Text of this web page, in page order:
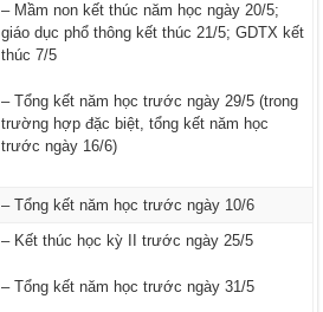
– Mầm non kết thúc năm học ngày 20/5;
giáo dục phổ thông kết thúc 21/5; GDTX kết
thúc 7/5
– Tổng kết năm học trước ngày 29/5 (trong
trường hợp đặc biệt, tổng kết năm học
trước ngày 16/6)
– Tổng kết năm học trước ngày 10/6
– Kết thúc học kỳ II trước ngày 25/5
– Tổng kết năm học trước ngày 31/5